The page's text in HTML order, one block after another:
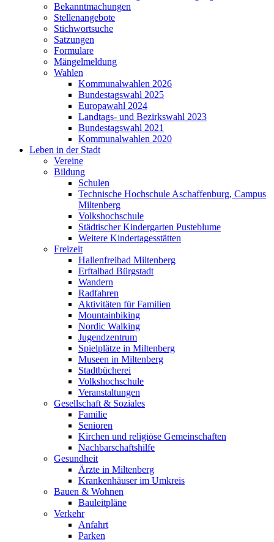
Bekanntmachungen
Stellenangebote
Stichwortsuche
Satzungen
Formulare
Mängelmeldung
Wahlen
Kommunalwahlen 2026
Bundestagswahl 2025
Europawahl 2024
Landtags- und Bezirkswahl 2023
Bundestagswahl 2021
Kommunalwahlen 2020
Leben in der Stadt
Vereine
Bildung
Schulen
Technische Hochschule Aschaffenburg, Campus
Miltenberg
Volkshochschule
Städtischer Kindergarten Pusteblume
Weitere Kindertagesstätten
Freizeit
Hallenfreibad Miltenberg
Erftalbad Bürgstadt
Wandern
Radfahren
Aktivitäten für Familien
Mountainbiking
Nordic Walking
Jugendzentrum
Spielplätze in Miltenberg
Museen in Miltenberg
Stadtbücherei
Volkshochschule
Veranstaltungen
Gesellschaft & Soziales
Familie
Senioren
Kirchen und religiöse Gemeinschaften
Nachbarschaftshilfe
Gesundheit
Ärzte in Miltenberg
Krankenhäuser im Umkreis
Bauen & Wohnen
Bauleitpläne
Verkehr
Anfahrt
Parken